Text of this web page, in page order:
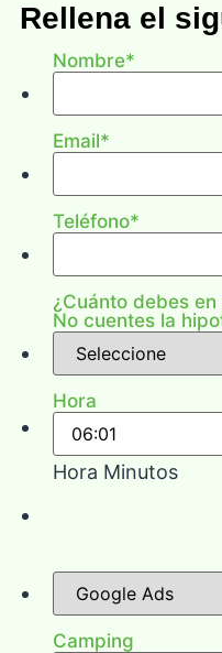
Rellena el
y te
cumples los
Nombre*
Email*
Teléfono*
¿Cuánto debes
No cuentes la
Hora
Hora Minutos
Camping